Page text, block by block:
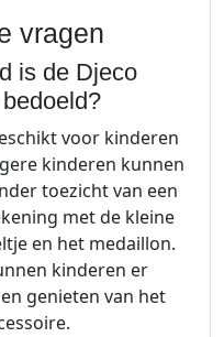
vragen
is de Djeco
voor kinderen
kinderen kunnen
toezicht van een
met de kleine
en het medaillon.
kinderen er
genieten van het